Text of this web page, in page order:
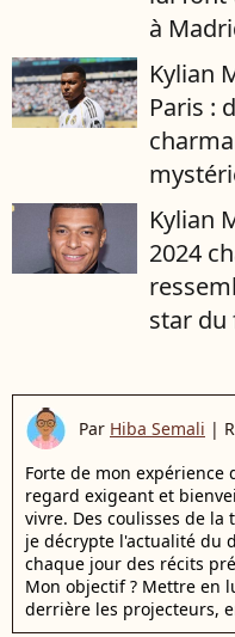
à
Kylian
Paris :
Kylian
2024
star du
Par Hiba Semali |
Forte de mon expérience
regard exigeant et
vivre. Des coulisses de
je décrypte l'actualité du
chaque jour des récits
Mon objectif ? Mettre en
derrière les projecteurs,